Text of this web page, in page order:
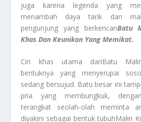
juga karena legenda yang
menambah daya tarik dan
pengunjung yang berkencanBatu
Khas Dan Keunikan Yang Memikat.
Ciri khas utama dariBatu
bentuknya yang menyerupai
sedang bersujud. Batu besar ini
pria yang membungkuk,
terangkat seolah-olah meminta
diyakini sebagai bentuk tubuhMalin